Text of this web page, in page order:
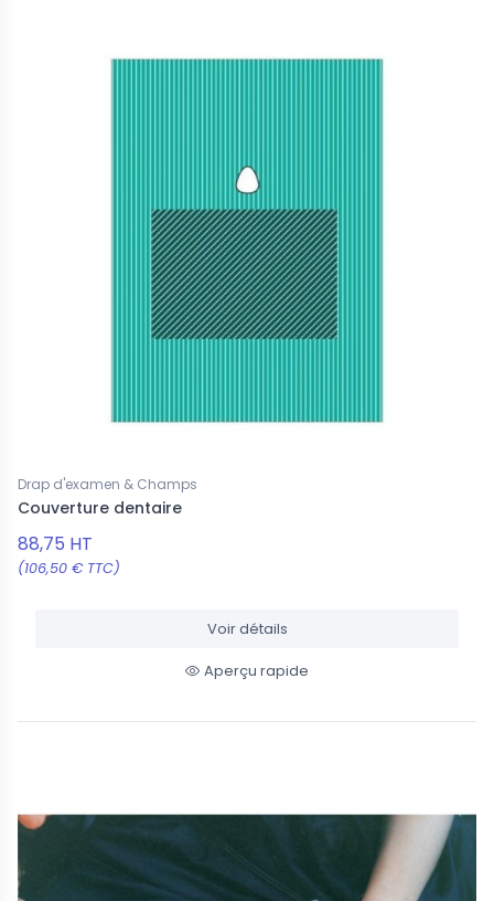
Drap d'examen & Champs
Couverture dentaire
88,75 HT
(106,50 € TTC)
Voir détails
Aperçu rapide